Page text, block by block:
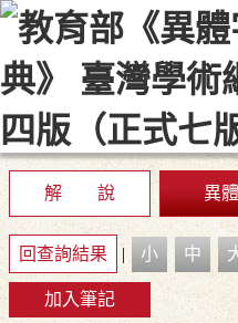
::: 最新消息 常見問題
顯示模式
網站導
解 說 異
回查詢結果 | 小 中
加入筆記